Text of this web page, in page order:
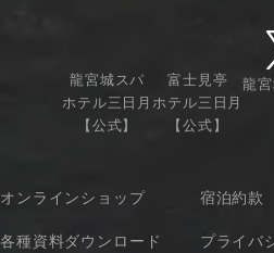
龍宮城スパ
ホテル三日月
【公式】
富士見亭
ホテル三日月
【公式】
龍
オンラインショップ 宿泊約款
各種資料ダウンロード プライバ